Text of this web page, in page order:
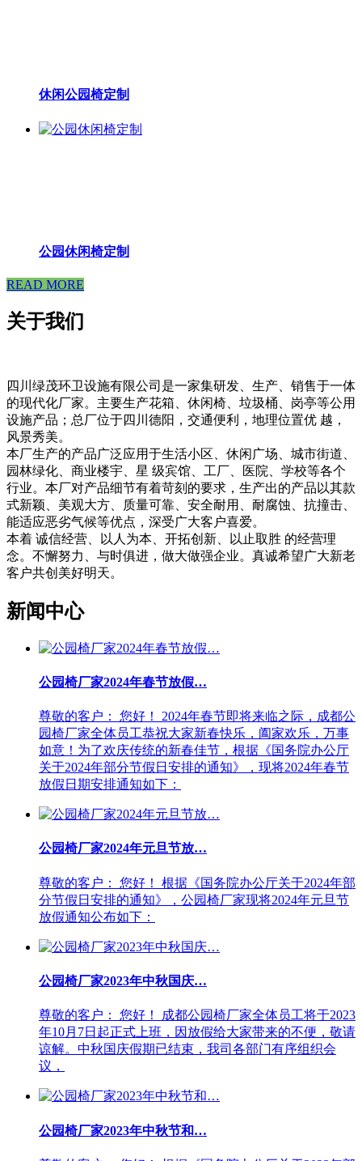
休闲公园椅定制
公园休闲椅定制
READ MORE
关于我们
四川绿茂环卫设施有限公司是一家集研发、生产、销售于一体
的现代化厂家。主要生产花箱、休闲椅、垃圾桶、岗亭等公用
设施产品；总厂位于四川德阳，交通便利，地理位置优 越，
风景秀美。
本厂生产的产品广泛应用于生活小区、休闲广场、城市街道、
园林绿化、商业楼宇、星 级宾馆、工厂、医院、学校等各个
行业。本厂对产品细节有着苛刻的要求，生产出的产品以其款
式新颖、美观大方、质量可靠、安全耐用、耐腐蚀、抗撞击、
能适应恶劣气候等优点，深受广大客户喜爱。
本着 诚信经营、以人为本、开拓创新、以止取胜 的经营理
念。不懈努力、与时俱进，做大做强企业。真诚希望广大新老
客户共创美好明天。
新闻中心
公园椅厂家2024年春节放假…
尊敬的客户： 您好！ 2024年春节即将来临之际，成都公
园椅厂家全体员工恭祝大家新春快乐，阖家欢乐，万事
如意！为了欢庆传统的新春佳节，根据《国务院办公厅
关于2024年部分节假日安排的通知》，现将2024年春节
放假日期安排通知如下：
公园椅厂家2024年元旦节放…
尊敬的客户： 您好！ 根据《国务院办公厅关于2024年部
分节假日安排的通知》，公园椅厂家现将2024年元旦节
放假通知公布如下：
公园椅厂家2023年中秋国庆…
尊敬的客户： 您好！ 成都公园椅厂家全体员工将于2023
年10月7日起正式上班，因放假给大家带来的不便，敬请
谅解。中秋国庆假期已结束，我司各部门有序组织会
议，
公园椅厂家2023年中秋节和…